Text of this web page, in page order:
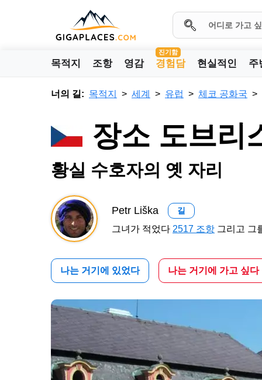
목적지 조항 영감
진기함
경험담 현실적인 주
너의 길: 목적지 세계 유럽 체코 공화국
장소 도브리
황실 수호자의 옛 자리
Petr Liška 길
그녀가 적었다 2517 조항 그리고 그
나는 거기에 있었다 나는 거기에 가고 싶다